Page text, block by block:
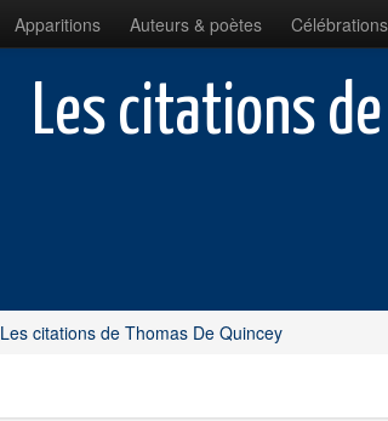
Apparitions Auteurs & poètes Célébrations
Les citations
Les citations de Thomas De Quincey